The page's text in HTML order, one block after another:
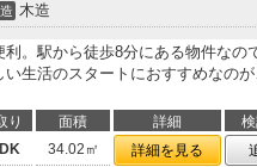
木造
。駅から徒歩8分にある物件なの
生活のスタートにおすすめなの
り 面積 詳細
34.02㎡ 詳細を見る